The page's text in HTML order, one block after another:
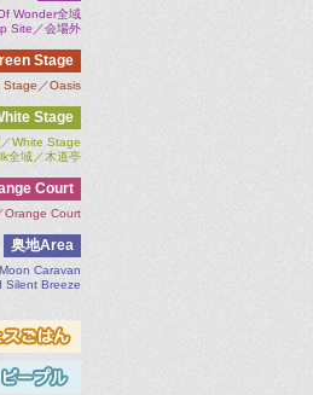
Wonder全域
Site／会場外
Stage
／Oasis
Stage
White Stage
全域／木道亭
Court
Orange Court
奥地Area
Caravan
Silent Breeze